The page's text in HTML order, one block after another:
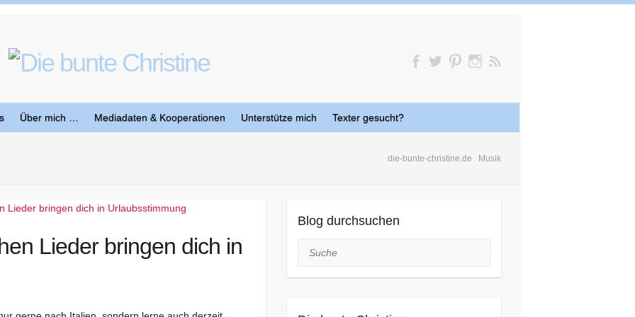
Über mich … Mediadaten & Kooperationen Unterstütze mich Texter gesucht?
die-bunte-christine.de Musik
Lieder bringen dich in
Blog durchsuchen
Suche